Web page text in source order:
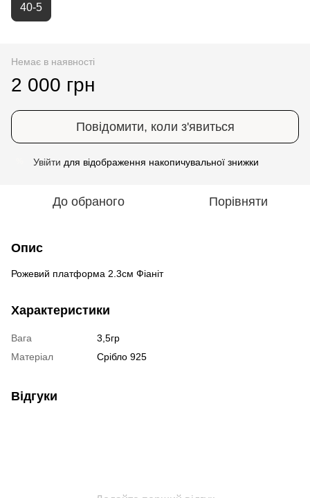
40-5
Немає в наявності
2 000 грн
Повідомити, коли з'явиться
Увійти для відображення накопичувальної знижки
До обраного Порівняти
Опис
Рожевий платформа 2.3см Фіаніт
Характеристики
Вага
3,5гр
Матеріал
Срібло 925
Відгуки